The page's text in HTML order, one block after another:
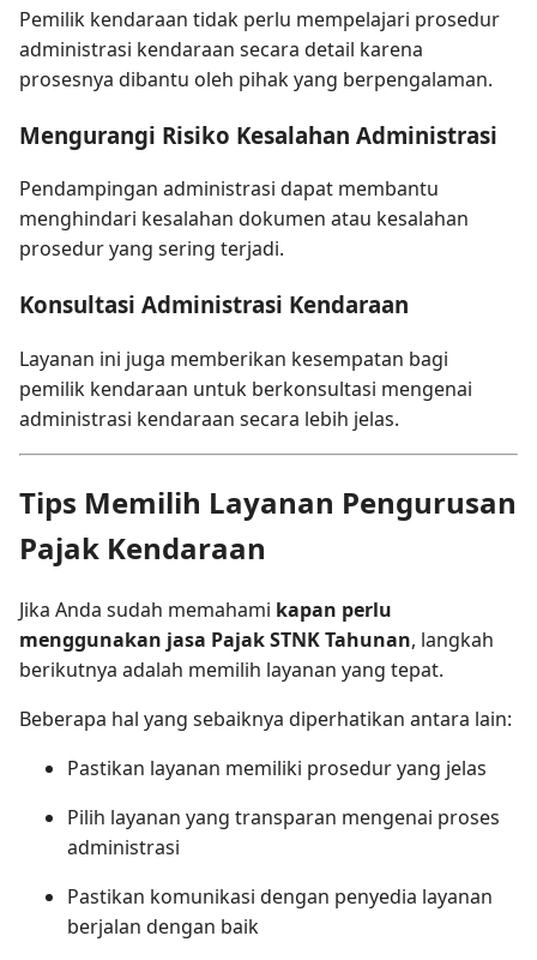
Pemilik kendaraan tidak perlu mempelajari prosedur
administrasi kendaraan secara detail karena
prosesnya dibantu oleh pihak yang berpengalaman.
Mengurangi Risiko Kesalahan Administrasi
Pendampingan administrasi dapat membantu
menghindari kesalahan dokumen atau kesalahan
prosedur yang sering terjadi.
Konsultasi Administrasi Kendaraan
Layanan ini juga memberikan kesempatan bagi
pemilik kendaraan untuk berkonsultasi mengenai
administrasi kendaraan secara lebih jelas.
Tips Memilih Layanan Pengurusan
Pajak Kendaraan
Jika Anda sudah memahami kapan perlu
menggunakan jasa Pajak STNK Tahunan, langkah
berikutnya adalah memilih layanan yang tepat.
Beberapa hal yang sebaiknya diperhatikan antara lain:
Pastikan layanan memiliki prosedur yang jelas
Pilih layanan yang transparan mengenai proses
administrasi
Pastikan komunikasi dengan penyedia layanan
berjalan dengan baik